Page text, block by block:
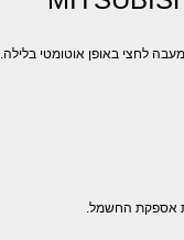
לחצי באופן אוטומטי בלילה.
אספקת החשמל.